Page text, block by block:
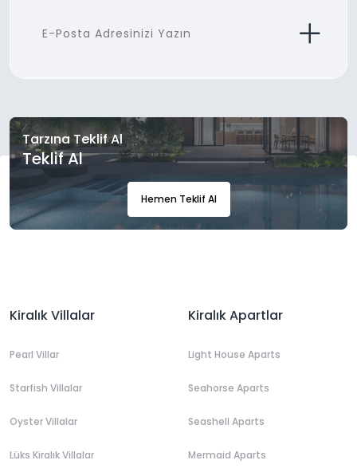
Tarzına Teklif Al
Teklif Al
Hemen Teklif Al
Kiralık Villalar
Pearl Villar
Starfish Villalar
Oyster Villalar
Lüks Kiralık Villalar
Kiralık Apartlar
Light House Aparts
Seahorse Aparts
Seashell Aparts
Mermaid Aparts